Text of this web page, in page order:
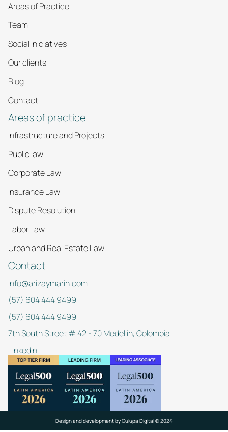
Areas of Practice
Team
Social iniciatives
Our clients
Blog
Contact
Areas of practice
Infrastructure and Projects
Public law
Corporate Law
Insurance Law
Dispute Resolution
Labor Law
Urban and Real Estate Law
Contact
info@arizaymarin.com
(57) 604 444 9499
(57) 604 444 9499
7th South Street # 42 - 70 Medellin, Colombia
Linkedin
Design and development byGulupa Digital © 2024